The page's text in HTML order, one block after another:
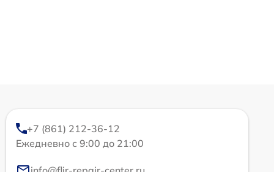
+7 (861) 212-36-12
Ежедневно с 9:00 до 21:00